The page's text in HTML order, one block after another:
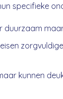
specifieke
duurzaam
kunnen